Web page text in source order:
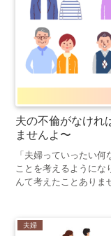
夫の不倫がなけれ
ませんよ〜
「夫婦っていったい
ことを考えるようにな
んて考えたことありま
夫婦